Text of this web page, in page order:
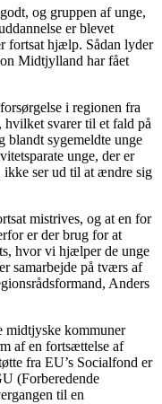
og gruppen af unge,
er blevet
fortsat hjælp. Sådan lyder
Midtjylland har fået
i regionen fra
svarer til et fald på
blandt sygemeldte unge
unge, der er
ser ud til at ændre sig
mistrives, og at en for
er der brug for at
hvor vi hjælper de unge
samarbejde på tværs af
Anders
midtjyske kommuner
af en fortsættelse af
fra EU’s Socialfond er
(Forberedende
til en